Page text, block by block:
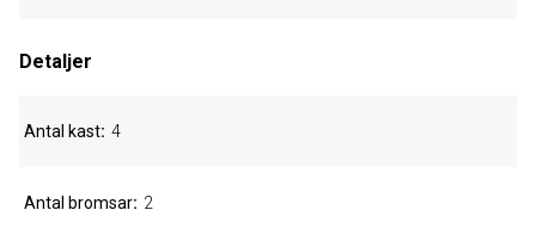
Detaljer
Antal kast 4
Antal bromsar 2